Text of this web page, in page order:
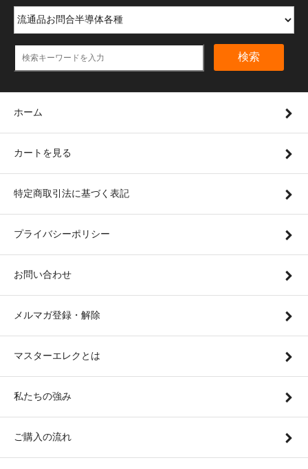
検索
ホーム
カートを見る
特定商取引法に基づく表記
プライバシーポリシー
お問い合わせ
メルマガ登録・解除
マスターエレクとは
私たちの強み
ご購入の流れ